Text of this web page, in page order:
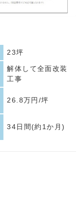
23坪
解体して全面改装
工事
26.8万円/坪
34日間(約1か月)